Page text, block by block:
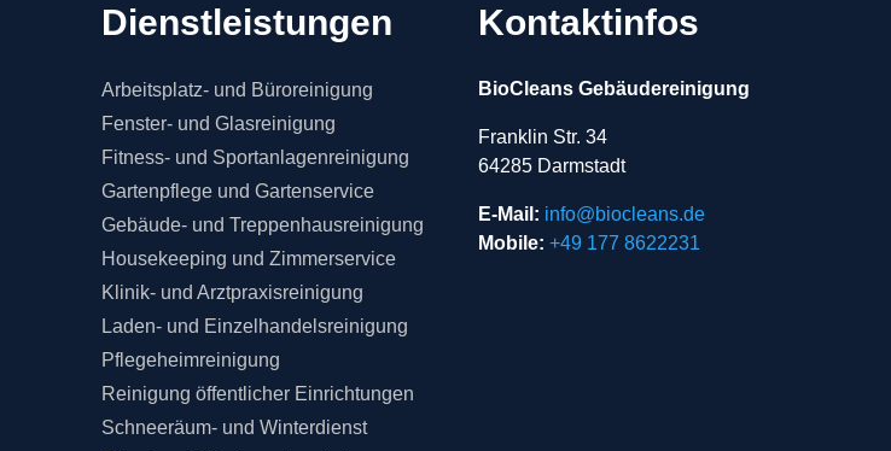
Dienstleistungen
Arbeitsplatz- und Büroreinigung
Fenster- und Glasreinigung
Fitness- und Sportanlagenreinigung
Gartenpflege und Gartenservice
Gebäude- und Treppenhausreinigung
Housekeeping und Zimmerservice
Klinik- und Arztpraxisreinigung
Laden- und Einzelhandelsreinigung
Pflegeheimreinigung
Reinigung öffentlicher Einrichtungen
Schneeräum- und Winterdienst
Kontaktinfos
BioCleans Gebäudereinigung
Franklin Str. 34
64285 Darmstadt
E-Mail: info@biocleans.de
Mobile: +49 177 8622231